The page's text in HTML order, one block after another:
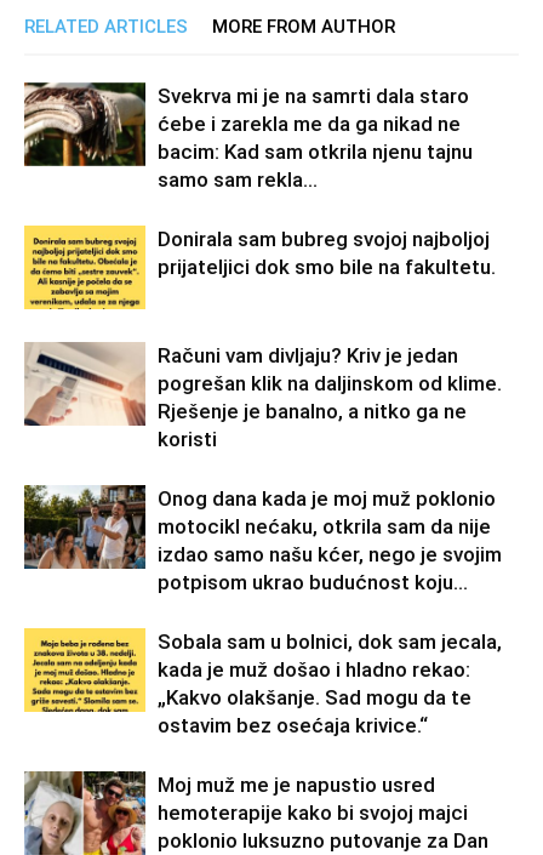
RELATED ARTICLES MORE FROM AUTHOR
Svekrva mi je na samrti dala staro
ćebe i zarekla me da ga nikad ne
bacim: Kad sam otkrila njenu tajnu
samo sam rekla...
Donirala sam bubreg svojoj najboljoj
prijateljici dok smo bile na fakultetu.
Računi vam divljaju? Kriv je jedan
pogrešan klik na daljinskom od klime.
Rješenje je banalno, a nitko ga ne
koristi
Onog dana kada je moj muž poklonio
motocikl nećaku, otkrila sam da nije
izdao samo našu kćer, nego je svojim
potpisom ukrao budućnost koju...
Sobala sam u bolnici, dok sam jecala,
kada je muž došao i hladno rekao:
„Kakvo olakšanje. Sad mogu da te
ostavim bez osećaja krivice.“
Moj muž me je napustio usred
hemoterapije kako bi svojoj majci
poklonio luksuzno putovanje za Dan